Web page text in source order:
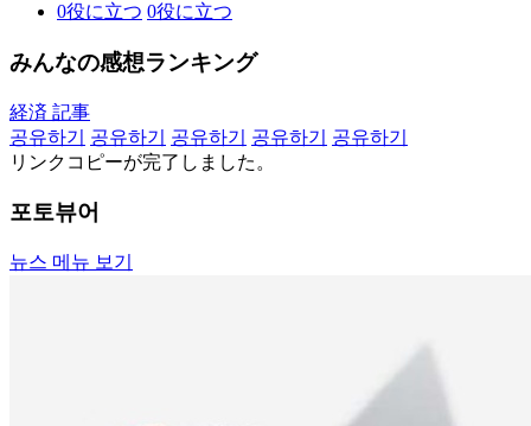
0役に立つ 0役に立つ
みんなの感想ランキング
経済 記事
공유하기
공유하기 공유하기 공유하기
공유하기
リンクコピーが完了しました。
포토뷰어
뉴스 메뉴 보기